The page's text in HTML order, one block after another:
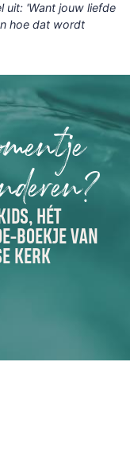
uit: 'Want jouw liefde
hoe dat wordt
HÉT
BOEKJE VAN
KERK